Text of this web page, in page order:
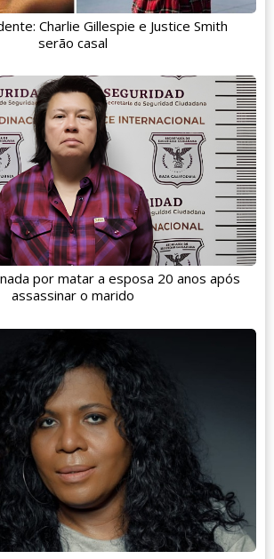
Charlie Gillespie e Justice Smith
serão casal
por matar a esposa 20 anos após
assassinar o marido